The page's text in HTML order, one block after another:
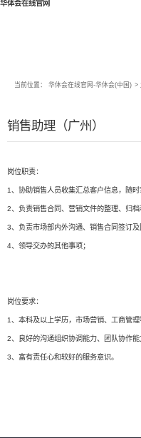
华体会在线官网
当前位置： 华体会在线官网-华体会(中国) >
销售助理（广州）
岗位职责：
1、协助销售人员收集汇总客户信息，随
2、负责销售合同、营销文件的整理、归档
3、负责市场部内外沟通、销售合同签订及
4、领导交办的其他事项；
岗位要求：
1、本科及以上学历，市场营销、工商管
2、良好的沟通组织协调能力、团队协作能
3、富有责任心和较好的服务意识。